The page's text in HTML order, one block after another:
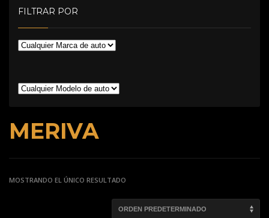
MERIVA
MOSTRANDO EL ÚNICO RESULTADO
FILTRAR POR